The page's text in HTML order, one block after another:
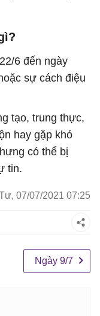
6 đến ngày
sự cách điệu
tạo, trung thực,
hay gặp khó
có thể bị
tin.
07/07/2021 07:25
Ngày 9/7